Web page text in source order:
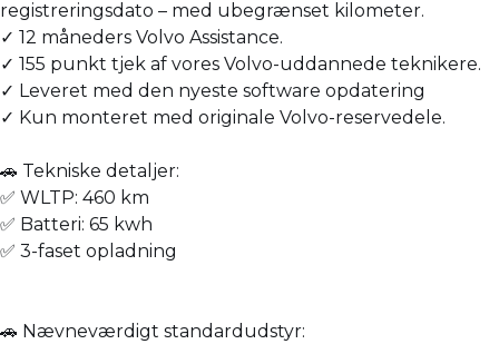
registreringsdato – med ubegrænset kilometer.
✓ 12 måneders Volvo Assistance.
✓ 155 punkt tjek af vores Volvo-uddannede teknikere.
✓ Leveret med den nyeste software opdatering
✓ Kun monteret med originale Volvo-reservedele.
🚗 Tekniske detaljer:
✅ WLTP: 460 km
✅ Batteri: 65 kwh
✅ 3-faset opladning
🚗 Nævneværdigt standardudstyr: